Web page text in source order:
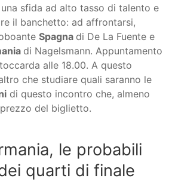
sfida ad alto tasso di talento e
il banchetto: ad affrontarsi,
Spagna di De La Fuente e
di Nagelsmann. Appuntamento
alle 18.00. A questo
che studiare quali saranno le
di questo incontro che, almeno
del biglietto.
le probabili
quarti di finale